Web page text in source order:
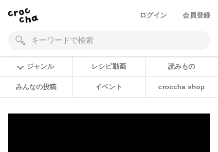
ログイン 会員登録
ジャンル レシピ動画 読みもの
みんなの投稿 イベント croccha shop